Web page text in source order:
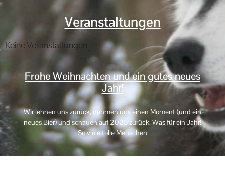
Veranstaltungen
Keine Veranstaltungen
Frohe Weihnachten und ein gutes neues
Jahr!
Wir lehnen uns zurück, nehmen uns einen Moment (und ein
neues Bier) und schauen auf 2025 zurück. Was für ein Jahr!
So viele tolle Menschen